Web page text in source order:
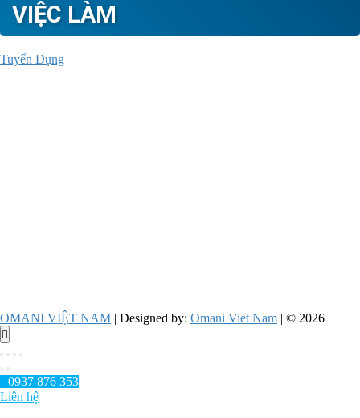
VIỆC LÀM
Tuyển Dụng
OMANI VIỆT NAM | Designed by: Omani Viet Nam | © 2026
Go
to
0937 876 353
Liên hệ